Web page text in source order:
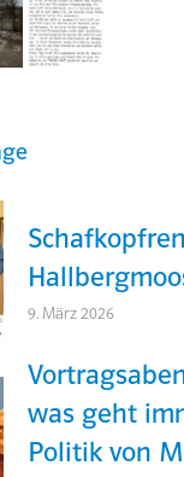
9. März 2026
was geht
Politik von